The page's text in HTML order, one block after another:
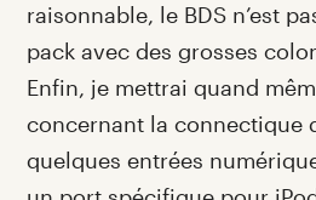
raisonnable, le BDS n’est
pack avec des grosses
Enfin, je mettrai quand
concernant la connectique
quelques entrées